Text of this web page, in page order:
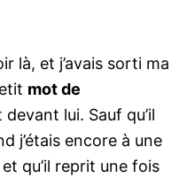
là, et j’avais sorti ma
mot de
lui. Sauf qu’il
j’étais encore à une
qu’il reprit une fois